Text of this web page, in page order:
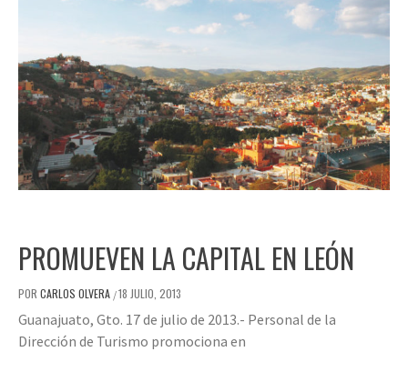
PROMUEVEN LA CAPITAL EN LEÓN
POR CARLOS OLVERA /18 JULIO, 2013
Guanajuato, Gto. 17 de julio de 2013.- Personal de la
Dirección de Turismo promociona en